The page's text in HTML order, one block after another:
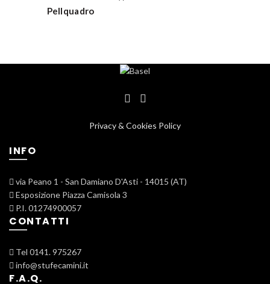
Pellquadro
Privacy & Cookies Policy
INFO
via Peano 1 - San Damiano D'Asti - 14015 (AT)
Esposizione Piazza Camisola 3
P.I. 01274900057
CONTATTI
Tel 0141. 975267
info@stufecamini.it
F.A.Q.